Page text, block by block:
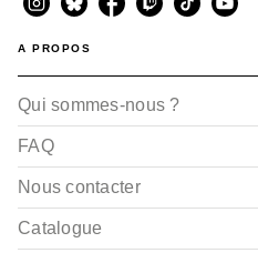
A PROPOS
Qui sommes-nous ?
FAQ
Nous contacter
Catalogue